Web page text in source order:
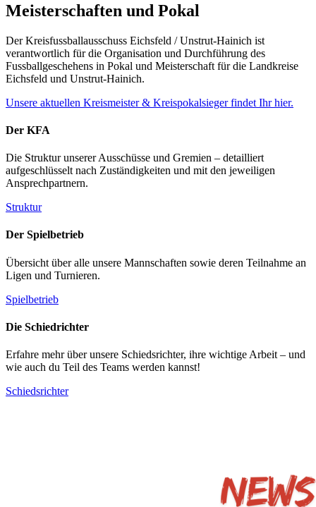
Meisterschaften und Pokal
Der Kreisfussballausschuss Eichsfeld / Unstrut-Hainich ist
verantwortlich für die Organisation und Durchführung des
Fussballgeschehens in Pokal und Meisterschaft für die Landkreise
Eichsfeld und Unstrut-Hainich.
Unsere aktuellen Kreismeister & Kreispokalsieger findet Ihr hier.
Der KFA
Die Struktur unserer Ausschüsse und Gremien – detailliert
aufgeschlüsselt nach Zuständigkeiten und mit den jeweiligen
Ansprechpartnern.
Struktur
Der Spielbetrieb
Übersicht über alle unsere Mannschaften sowie deren Teilnahme an
Ligen und Turnieren.
Spielbetrieb
Die Schiedrichter
Erfahre mehr über unsere Schiedsrichter, ihre wichtige Arbeit – und
wie auch du Teil des Teams werden kannst!
Schiedsrichter